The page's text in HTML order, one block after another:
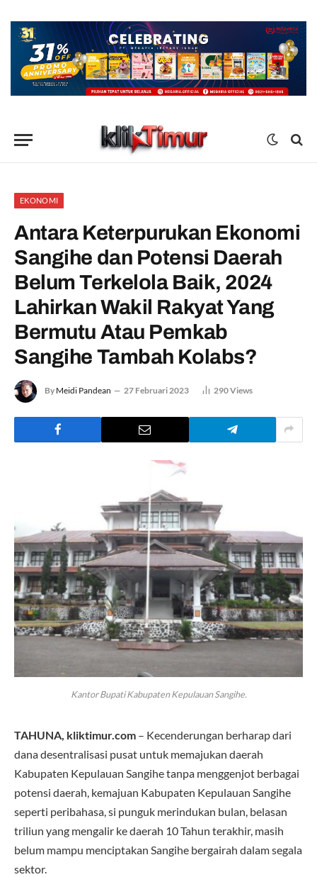
EKONOMI
Antara Keterpurukan Ekonomi
Sangihe dan Potensi Daerah
Belum Terkelola Baik, 2024
Lahirkan Wakil Rakyat Yang
Bermutu Atau Pemkab
Sangihe Tambah Kolabs?
By Meidi Pandean 27 Februari 2023 290Views
Kantor Bupati Kabupaten Kepulauan Sangihe.
TAHUNA, kliktimur.com – Kecenderungan berharap dari
dana desentralisasi pusat untuk memajukan daerah
Kabupaten Kepulauan Sangihe tanpa menggenjot berbagai
potensi daerah, kemajuan Kabupaten Kepulauan Sangihe
seperti peribahasa, si punguk merindukan bulan, belasan
triliun yang mengalir ke daerah 10 Tahun terakhir, masih
belum mampu menciptakan Sangihe bergairah dalam segala
sektor.